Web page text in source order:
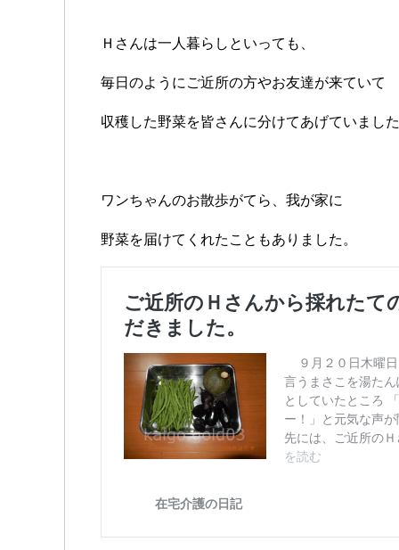
Ｈさんは一人暮らしといっても、
毎日のようにご近所の方やお友達が来ていて
収穫した野菜を皆さんに分けてあげていまし
ワンちゃんのお散歩がてら、我が家に
野菜を届けてくれたこともありました。